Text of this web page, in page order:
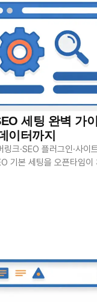
세팅 완벽 가
이터까지
크·SEO 플러그인·사이
기본 세팅을 오픈타임이